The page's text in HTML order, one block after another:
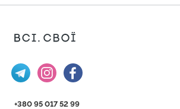
+380 95 017 52 99